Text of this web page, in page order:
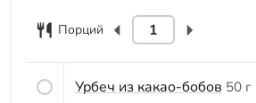
Порций
Урбеч из какао-бобов 50 г